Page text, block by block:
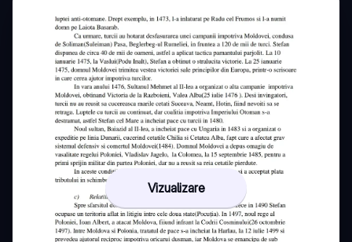
Vizualizare